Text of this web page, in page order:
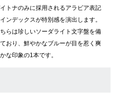
について
ついて
トナのみに採用されるアラビア表記
ンデックスが特別感を演出します。
ちらは珍しいソーダライト文字盤を備
おり、鮮やかなブルーが目を惹く爽
な印象の1本です。